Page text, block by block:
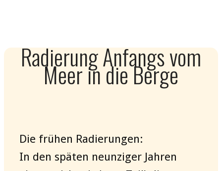
Radierung Anfangs vom
Meer in die Berge
Die frühen Radierungen:
In den späten neunziger Jahren